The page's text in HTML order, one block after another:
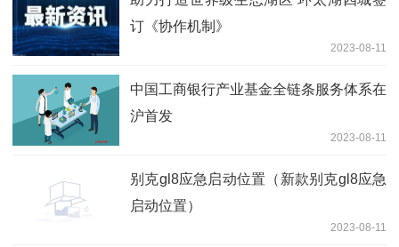
订《协作机制》
2023-08-11
中国工商银行产业基金全链条服务体系在
沪首发
2023-08-11
别克gl8应急启动位置（新款别克gl8应急
启动位置）
2023-08-11